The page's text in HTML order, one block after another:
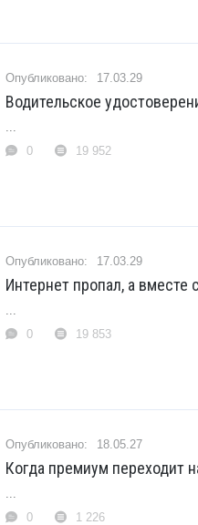
17.03.29
Водительское
...
0
19 952
17.03.29
Интернет пропал, а
...
0
19 853
18.05.27
Когда премиум переходит
...
0
1 226